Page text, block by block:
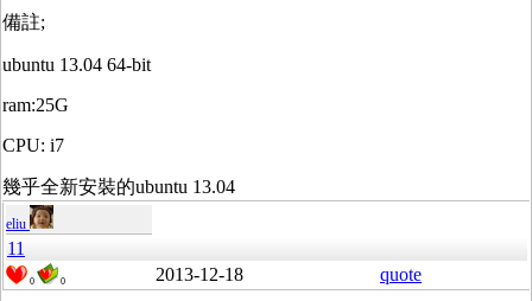
備註;
ubuntu 13.04 64-bit
ram:25G
CPU: i7
幾乎全新安裝的ubuntu 13.04
eliu
11
0 0 2013-12-18 quote